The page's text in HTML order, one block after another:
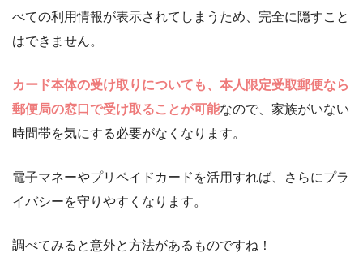
べての利用情報が表示されてしまうため、完全に隠すこと
はできません。
カード本体の受け取りについても、本人限定受取郵便なら
郵便局の窓口で受け取ることが可能なので、家族がいない
時間帯を気にする必要がなくなります。
電子マネーやプリペイドカードを活用すれば、さらにプラ
イバシーを守りやすくなります。
調べてみると意外と方法があるものですね！